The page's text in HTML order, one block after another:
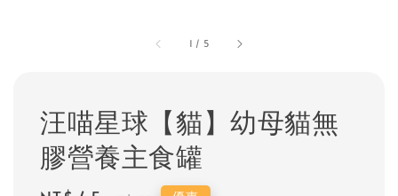
1 / 5
汪喵星球【貓】幼母貓無
膠營養主食罐